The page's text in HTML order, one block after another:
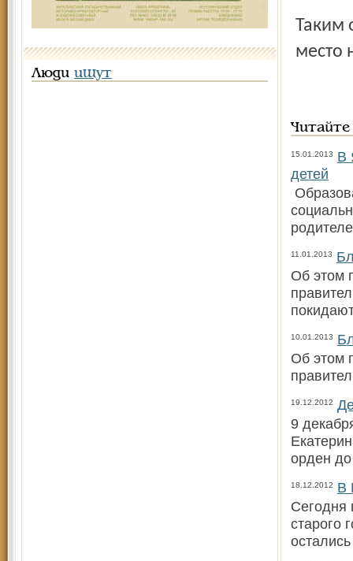
Люди ищут
Таким
место
15.01.2013
В
детей
11.01.2013
Об этом
10.01.2013
Об этом
19.12.2012
9
орден
18.12.2012
В
Сегодня
старого